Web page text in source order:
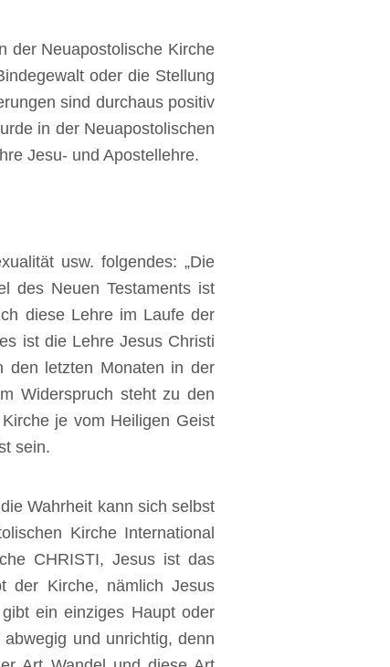
der Neuapostolische Kirche
oder die Stellung
sind durchaus positiv
in der Neuapostolischen
Jesu- und Apostellehre.
usw. folgendes: „Die
des Neuen Testaments ist
diese Lehre im Laufe der
ist die Lehre Jesus Christi
den letzten Monaten in der
Widerspruch steht zu den
je vom Heiligen Geist
sein.
Wahrheit kann sich selbst
Kirche International
CHRISTI, Jesus ist das
der Kirche, nämlich Jesus
ein einziges Haupt oder
und unrichtig, denn